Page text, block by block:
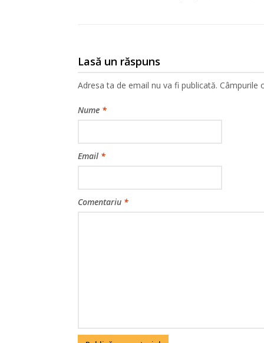
Lasă un răspuns
Adresa ta de email nu va fi publicată. Câmpurile
Nume *
Email *
Comentariu *